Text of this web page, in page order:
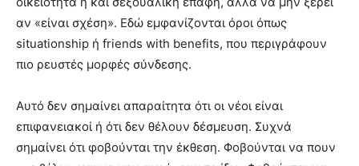
αν «είναι σχέση». Εδώ εμφανίζονται όροι όπως
situationship ή friends with benefits, που περιγράφουν
πιο ρευστές μορφές σύνδεσης.
Αυτό δεν σημαίνει απαραίτητα ότι οι νέοι είναι
επιφανειακοί ή ότι δεν θέλουν δέσμευση. Συχνά
σημαίνει ότι φοβούνται την έκθεση. Φοβούνται να πουν